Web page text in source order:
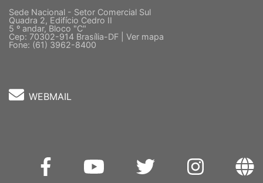
Sede Nacional - Setor Comercial Sul
Quadra 2, Edifício Cedro II
5 º andar, Bloco "C"
Cep: 70302-914 Brasília-DF | Ver mapa
Fone: (61) 3962-8400
WEBMAIL